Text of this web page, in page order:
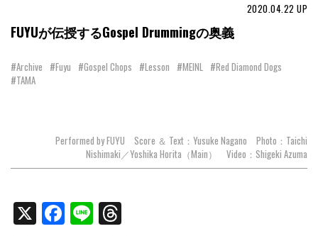
2020.04.22 UP
FUYUが伝授するGospel Drummingの奥義
#Archive #Fuyu #Gospel Chops #Lesson #MEINL
#Red Diamond Dogs
#TAMA
Performed by FUYU Score ＆ Text：Yusuke Nagano Photo：Taichi
Nishimaki／Yoshika Horita（Main） Video：Shigeki Azuma
X Facebook
Line